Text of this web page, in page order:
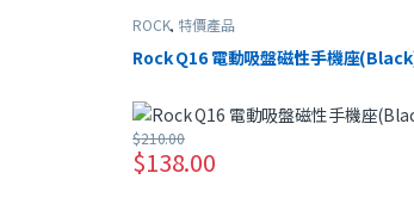
ROCK, 特價產品
Rock Q16 電動吸盤磁性手機座
$138.00
$210.00